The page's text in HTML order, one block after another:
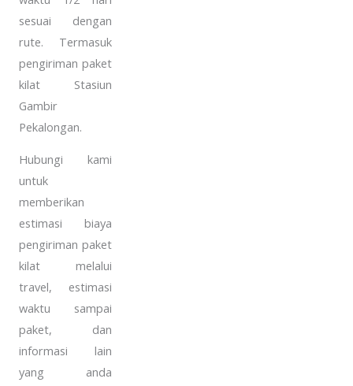
sesuai dengan
rute. Termasuk
pengiriman paket
kilat Stasiun
Gambir
Pekalongan.
Hubungi kami
untuk
memberikan
estimasi biaya
pengiriman paket
kilat melalui
travel, estimasi
waktu sampai
paket, dan
informasi lain
yang anda